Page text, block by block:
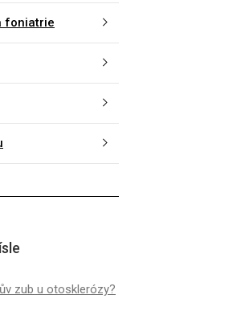
foniatrie
zub u otosklerózy?